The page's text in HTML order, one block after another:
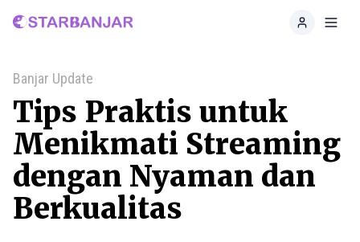
Home
Banjar Update
Tips Praktis untuk
Menikmati Streaming
dengan Nyaman dan
Berkualitas